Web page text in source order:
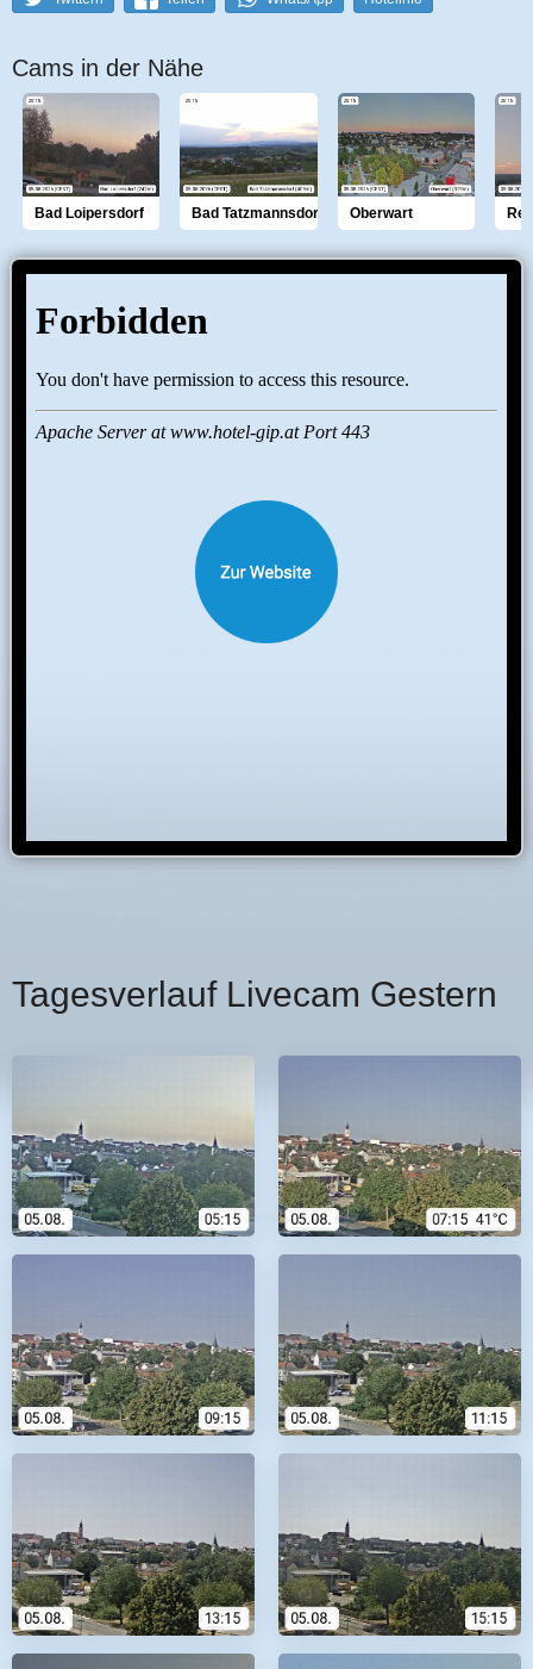
Cams in der Nähe
Bad Loipersdorf Bad Tatzmannsdorf Oberwart
Tagesverlauf Livecam Gestern